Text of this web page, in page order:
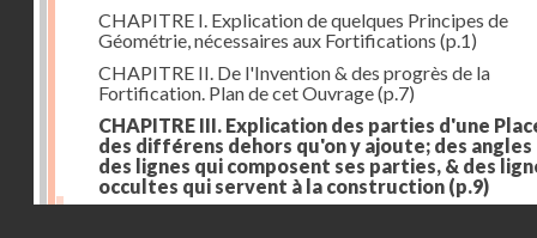
CHAPITRE I. Explication de quelques Principes de
Géométrie, nécessaires aux Fortifications (p.1)
CHAPITRE II. De l'Invention & des progrès de la
Fortification. Plan de cet Ouvrage(p.7)
CHAPITRE III. Explication des parties d'une
des différens dehors qu'on y ajoute; des angles
des lignes qui composent ses parties, & des
occultes qui servent à la construction (p.9)
Des lignes & des angles qui composent les parties